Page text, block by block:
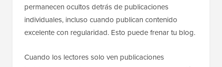
permanecen ocultos detrás de publicaciones
individuales, incluso cuando publican contenido
excelente con regularidad. Esto puede frenar tu blog.
Cuando los lectores solo ven publicaciones